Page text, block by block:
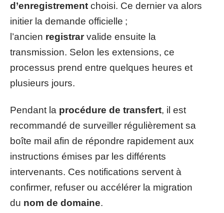
d’enregistrement choisi. Ce dernier va alors
initier la demande officielle ;
l’ancien registrarvalide ensuite la
transmission. Selon les extensions, ce
processus prend entre quelques heures et
plusieurs jours.
Pendant la procédure de transfert, il est
recommandé de surveiller régulièrement sa
boîte mail afin de répondre rapidement aux
instructions émises par les différents
intervenants. Ces notifications servent à
confirmer, refuser ou accélérer la migration
du nom de domaine.